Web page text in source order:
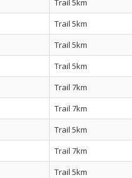
Trail 5km
Trail 5km
Trail 5km
Trail 5km
Trail 7km
Trail 7km
Trail 5km
Trail 7km
Trail 5km